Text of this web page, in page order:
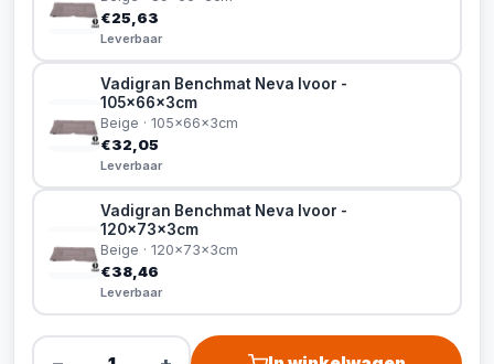
€25,63
Leverbaar
Vadigran Benchmat Neva Ivoor -
105x66x3cm
Beige · 105x66x3cm
€32,05
Leverbaar
Vadigran Benchmat Neva Ivoor -
120x73x3cm
Beige · 120x73x3cm
€38,46
Leverbaar